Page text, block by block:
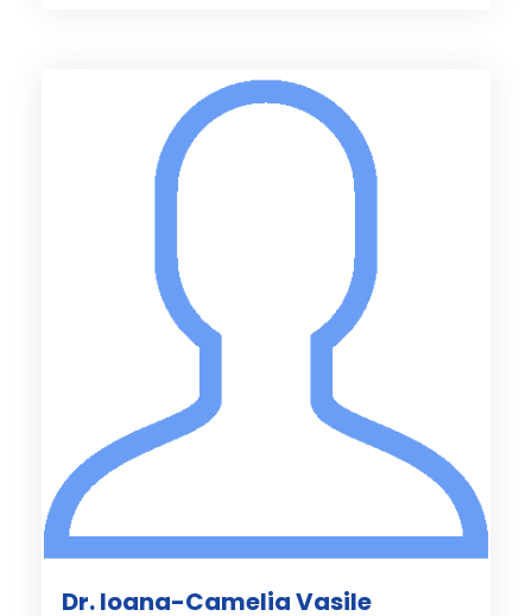
Dr. Ioana-Camelia Vasile